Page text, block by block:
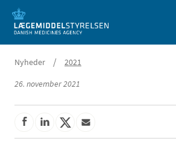
Nyheder /
2021
26. november 2021